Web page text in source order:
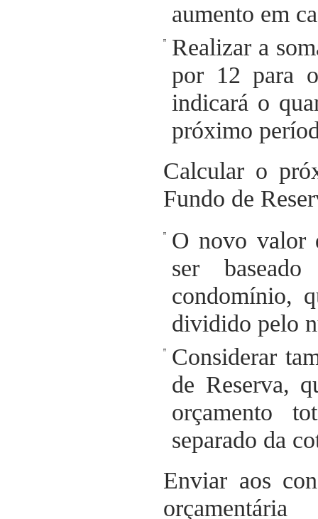
aumento em
Realizar a
por 12 para
indicará o
próximo
Calcular o
Fundo de
O novo valor
ser
condomínio,
dividido pelo
Considerar
de Reserva,
orçamento
separado da
Enviar aos
orçamentária